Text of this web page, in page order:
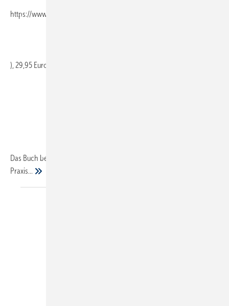
https://www.cornelsen.de/berufliche-bildung
), 29,95 Euro
Das Buch behandelt umfassend den Bereich Werbung in Theorie und
Praxis...